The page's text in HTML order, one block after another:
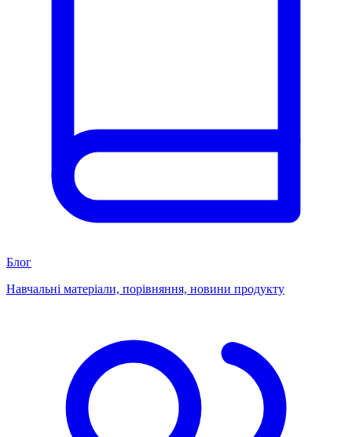
Блог
Навчальні матеріали, порівняння, новини продукту